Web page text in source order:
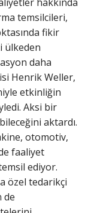
temsilcileri,
fikir
ülkeden
daha
Henrik Weller,
etkinliğin
Aksi bir
aktardı.
otomotiv,
faaliyet
ediyor.
özel tedarikçi
de